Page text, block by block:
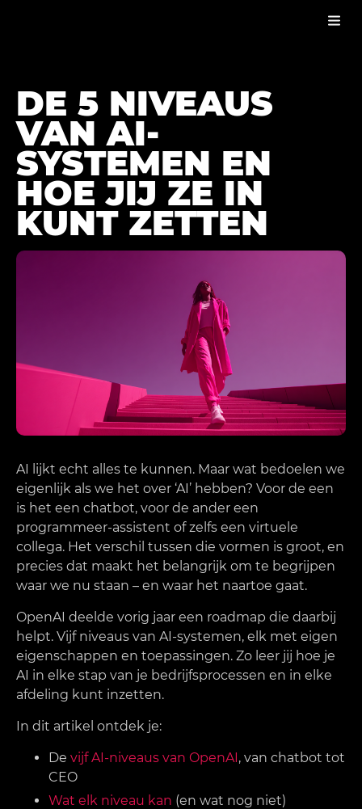
DE 5 NIVEAUS
VAN AI-
SYSTEMEN EN
HOE JIJ ZE IN
KUNT ZETTEN
AI lijkt echt alles te kunnen. Maar wat bedoelen we
eigenlijk als we het over ‘AI’ hebben? Voor de een
is het een chatbot, voor de ander een
programmeer-assistent of zelfs een virtuele
collega. Het verschil tussen die vormen is groot, en
precies dat maakt het belangrijk om te begrijpen
waar we nu staan – en waar het naartoe gaat.
OpenAI deelde vorig jaar een roadmap die daarbij
helpt. Vijf niveaus van AI-systemen, elk met eigen
eigenschappen en toepassingen. Zo leer jij hoe je
AI in elke stap van je bedrijfsprocessen en in elke
afdeling kunt inzetten.
In dit artikel ontdek je:
De vijf AI-niveaus van OpenAI, van chatbot tot
CEO
Wat elk niveau kan (en wat nog niet)